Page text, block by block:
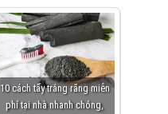
10 cách tẩy trắng răng miễn
phí tại nhà nhanh chóng,